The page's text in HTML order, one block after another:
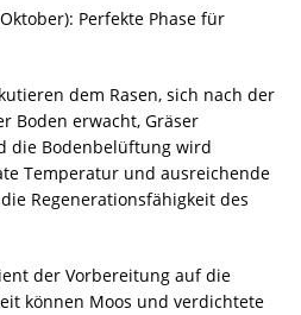
Perfekte Phase für
dem Rasen, sich nach der
Boden erwacht, Gräser
die Bodenbelüftung wird
Temperatur und ausreichende
Regenerationsfähigkeit des
der Vorbereitung auf die
können Moos und verdichtete